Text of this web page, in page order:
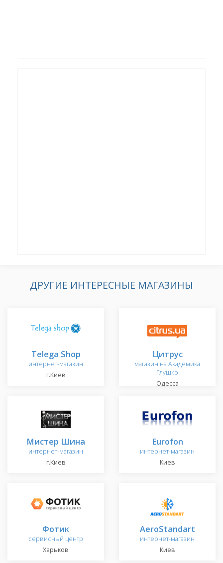
ДРУГИЕ ИНТЕРЕСНЫЕ МАГАЗИНЫ
Telega Shop
интернет-магазин
г.Киев
Цитрус
магазин на Академика
Глушко
Одесса
Мистер Шина
интернет-магазин
г.Киев
Eurofon
интернет-магазин
Киев
Фотик
сервисный центр
Харьков
AeroStandart
интернет-магазин
Киев